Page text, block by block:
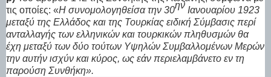
τις οποίες: «Η συνομολογηθείσα την 30ην Ιανουαρίου 1923
μεταξύ της Ελλάδος και της Τουρκίας ειδική Σύμβασις περί
ανταλλαγής των ελληνικών και τουρκικών πληθυσμών θα
έχη μεταξύ των δύο τούτων Υψηλών Συμβαλλομένων Μερών
την αυτήν ισχύν και κύρος, ως εάν περιελαμβάνετο εν τη
παρούση Συνθήκη».